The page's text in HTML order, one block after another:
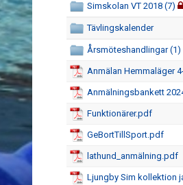
Simskolan VT 2018 (7)
Tävlingskalender
Årsmöteshandlingar (1)
Anmälan Hemmaläger
Anmälningsbankett
Funktionärer.pdf
GeBortTillSport.pdf
lathund_anmälning.pdf
Ljungby Sim kollektion